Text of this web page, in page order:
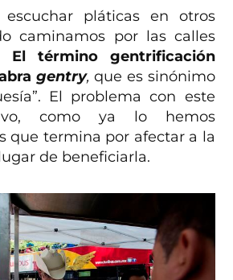
pláticas en otros
caminamos por las calles
El término gentrificación
gentry,que es sinónimo
El problema con este
como ya lo hemos
que termina por afectar a la
de beneficiarla.